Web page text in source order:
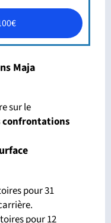
Maja
sur le
confrontations
pour 31
pour 12